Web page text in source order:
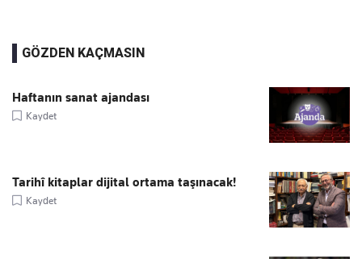
GÖZDEN KAÇMASIN
Haftanın sanat ajandası
Kaydet
Tarihî kitaplar dijital ortama taşınacak!
Kaydet